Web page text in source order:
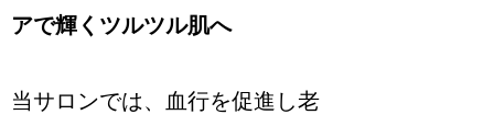
アで輝くツルツル肌へ
当サロンでは、血行を促進し老